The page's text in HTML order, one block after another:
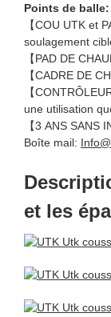
Points de balle:
【COU UTK et
soulagement
【PAD DE
【CADRE DE
【
une utilisation
【3 ANS
Boîte mail:
et les